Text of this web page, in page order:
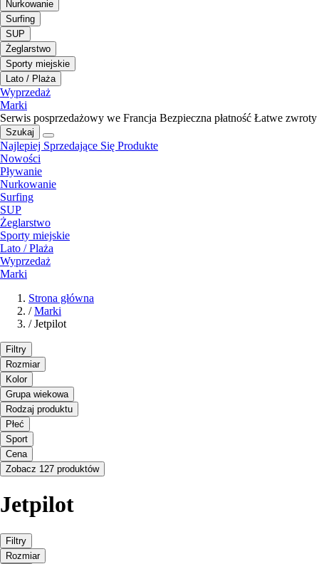
Nurkowanie
Surfing
SUP
Żeglarstwo
Sporty miejskie
Lato / Plaża
Wyprzedaż
Marki
Serwis posprzedażowy we Francja Bezpieczna płatność Łatwe zwroty
Szukaj
Najlepiej Sprzedające Się Produkte
Nowości
Pływanie
Nurkowanie
Surfing
SUP
Żeglarstwo
Sporty miejskie
Lato / Plaża
Wyprzedaż
Marki
Strona główna
/ Marki
/ Jetpilot
Filtry
Rozmiar
Kolor
Grupa wiekowa
Rodzaj produktu
Płeć
Sport
Cena
Zobacz 127 produktów
Jetpilot
Filtry
Rozmiar